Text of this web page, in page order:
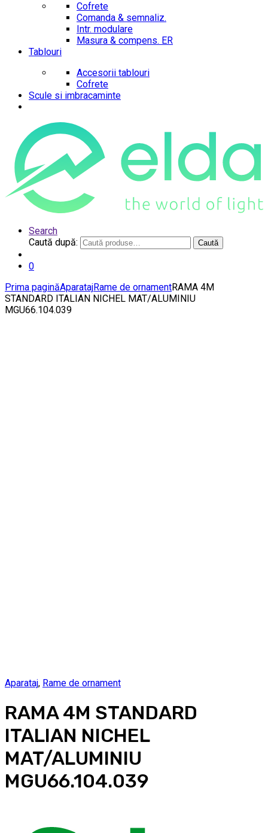
Cofrete
Comanda & semnaliz.
Intr. modulare
Masura & compens. ER
Tablouri
Accesorii tablouri
Cofrete
Scule si imbracaminte
Search
Caută după:
Caută
0
Prima paginăAparatajRame de ornamentRAMA 4M
STANDARD ITALIAN NICHEL MAT/ALUMINIU
MGU66.104.039
Aparataj, Rame de ornament
RAMA 4M STANDARD
ITALIAN NICHEL
MAT/ALUMINIU
MGU66.104.039